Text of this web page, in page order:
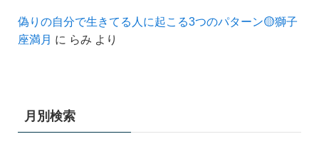
偽りの自分で生きてる人に起こる3つのパターン🟡獅子
座満月 に らみ より
月別検索